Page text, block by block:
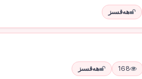
ھەقسىز
168 ھەقسىز